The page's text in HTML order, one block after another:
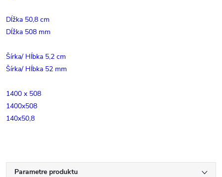
Dĺžka 50,8 cm
Dĺžka 508 mm
Šírka/ Hĺbka 5,2 cm
Šírka/ Hĺbka 52 mm
1400 x 508
1400x508
140x50,8
Parametre produktu